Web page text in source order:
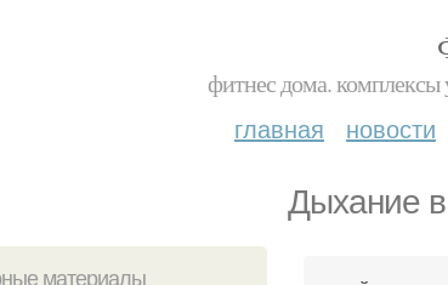
фитнес дома. комплексы
главная новости
Дыхание в
материалы